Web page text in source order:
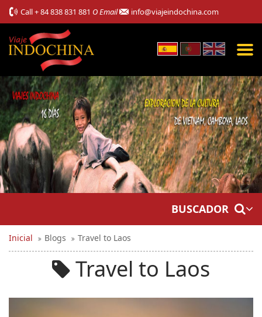
Call+ 84 838 831 881 O Email info@viajeindochina.com
BUSCADOR
Inicial Blogs Travel to Laos
Travel to Laos